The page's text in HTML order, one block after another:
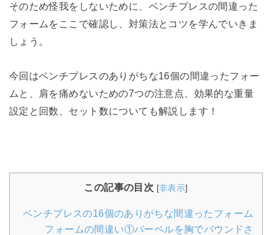
そのため怪我をしないために、ベンチプレスの間違った
フォームをここで確認し、対策法とコツを学んでいきま
しょう。
今回はベンチプレスのありがちな16個の間違ったフォー
ムと、肩を痛めないための7つの注意点、効果的な重量
設定と回数、セット数についても解説します！
この記事の目次 [非表示]
ベンチプレスの16個のありがちな間違ったフォーム
フォームの間違い①バーベルを胸でバウンドさ